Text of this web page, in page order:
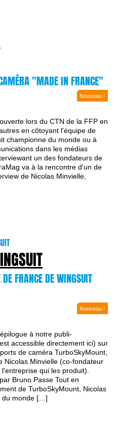
"MADE IN FRANCE"
Nouveau !
lors du CTN de la FFP en
en côtoyant l'équipe de
championne du monde ou à
dans les médias
un des fondateurs de
va à la rencontre d'un de
de Nicolas Minvielle,
FRANCE DE WINGSUIT
Nouveau !
à notre publi-
accessible directement ici) sur
de caméra TurboSkyMount,
Nicolas Minvielle (co-fondateur
qui les produit).
Bruno Passe Tout en
de TurboSkyMount, Nicolas
du monde […]